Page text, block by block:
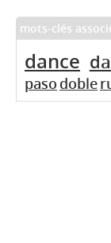
mots-clés
dance
paso doble